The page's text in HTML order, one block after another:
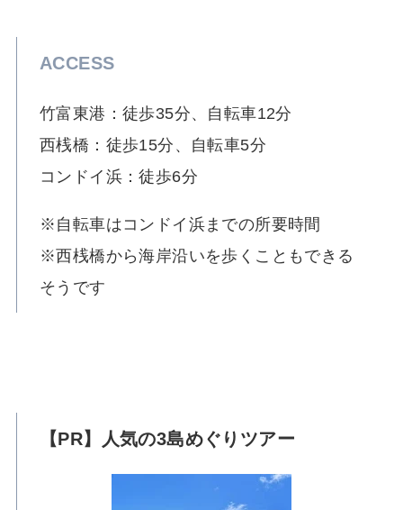
ACCESS
竹富東港：徒歩35分、自転車12分
西桟橋：徒歩15分、自転車5分
コンドイ浜：徒歩6分
※自転車はコンドイ浜までの所要時間
※西桟橋から海岸沿いを歩くこともできる
そうです
【PR】人気の3島めぐりツアー